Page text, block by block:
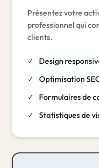
Présentez votre
professionnel qui
clients.
Design
Optimisation
Formulaires de
Statistiques de